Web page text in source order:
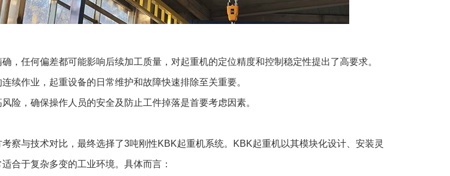
，任何偏差都可能影响后续加工质量，对起重机的定位精度和控制稳定性提出了高要求。
续作业，起重设备的日常维护和故障快速排除至关重要。
险，确保操作人员的安全及防止工件掉落是首要考虑因素。
察与技术对比，最终选择了3吨刚性KBK起重机系统。KBK起重机以其模块化设计、安装灵
合于复杂多变的工业环境。具体而言：